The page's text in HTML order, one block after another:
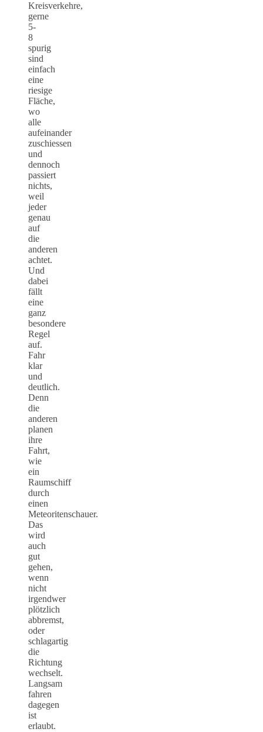
Kreisverkehre,
gerne
5-
8
spurig
sind
einfach
eine
riesige
Fläche,
wo
alle
aufeinander
zuschiessen
und
dennoch
passiert
nichts,
weil
jeder
genau
auf
die
anderen
achtet.
Und
dabei
fällt
eine
ganz
besondere
Regel
auf.
Fahr
klar
und
deutlich.
Denn
die
anderen
planen
ihre
Fahrt,
wie
ein
Raumschiff
durch
einen
Meteoritenschauer.
Das
wird
auch
gut
gehen,
wenn
nicht
irgendwer
plötzlich
abbremst,
oder
schlagartig
die
Richtung
wechselt.
Langsam
fahren
dagegen
ist
erlaubt.